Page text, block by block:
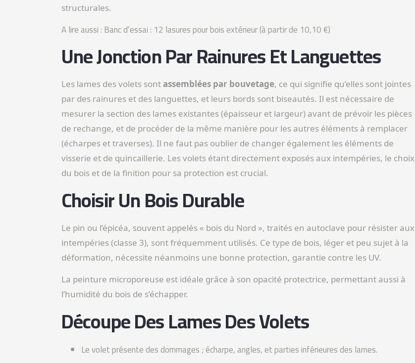
structurales.
A lire aussi : Banc d’essai : 12 lasures pour bois extérieur (à partir de 10,10 €)
Une Jonction Par Rainures Et Languettes
Les lames des volets sontassemblées par bouvetage, ce qui signifie qu’elles sont jointes
par des rainures et des languettes, et leurs bords sont biseautés. Il est nécessaire de
mesurer la section des lames existantes (épaisseur et largeur) avant de prévoir les pièces
de rechange, et de procéder de la même manière pour les autres éléments à remplacer
(écharpes et traverses). Il ne faut pas oublier de changer également les éléments de
visserie et de quincaillerie. Les volets étant directement exposés aux intempéries, le choix
du bois et de la finition pour sa protection est crucial.
Choisir Un Bois Durable
Le pin ou l’épicéa, souvent appelés « bois du Nord », traités en autoclave pour résister aux
intempéries (classe 3), sont fréquemment utilisés. Ce type de bois, léger et peu sujet à la
déformation, nécessite néanmoins une bonne protection, garantie contre les UV.
La peinture microporeuse est idéale grâce à son opacité protectrice, permettant aussi à
l’humidité du bois de s’échapper.
Découpe Des Lames Des Volets
Le volet présente des dommages ; écharpe, angles, et parties inférieures des lames.